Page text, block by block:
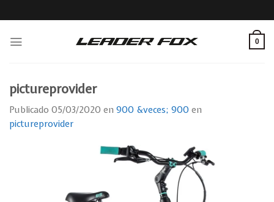
to
0
pictureprovider
Publicado 05/03/2020 en 900 &veces; 900 en
pictureprovider